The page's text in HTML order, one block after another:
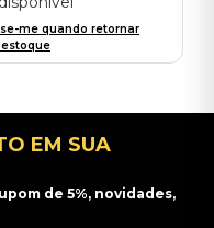
me quando retornar
EM SUA
de 5%, novidades,